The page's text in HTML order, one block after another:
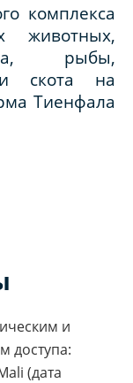
комплекса
животных,
рыбы,
скота на
Тиенфала
и
доступа:
(дата